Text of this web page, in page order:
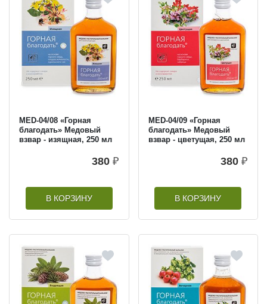
MED-04/08 «Горная
благодать» Медовый
взвар - изящная, 250 мл
380 ₽
В КОРЗИНУ
MED-04/09 «Горная
благодать» Медовый
взвар - цветущая, 250 мл
380 ₽
В КОРЗИНУ